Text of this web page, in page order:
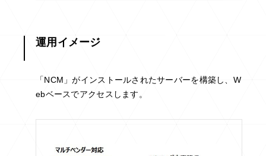
運用イメージ
「NCM」がインストールされたサーバーを構築し、W
ebベースでアクセスします。